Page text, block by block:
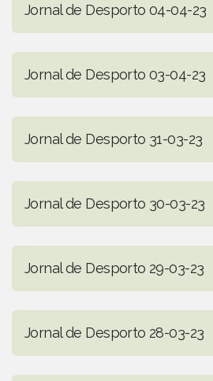
Jornal de Desporto 04-04-23
Jornal de Desporto 03-04-23
Jornal de Desporto 31-03-23
Jornal de Desporto 30-03-23
Jornal de Desporto 29-03-23
Jornal de Desporto 28-03-23